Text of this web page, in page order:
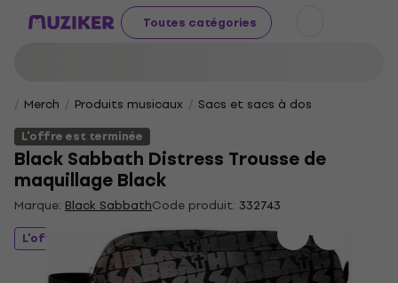
Toutes catégories
Merch Produits musicaux
Sacs et sacs à dos
L'offre est terminée
Black Sabbath Distress Trousse de
maquillage Black
Marque: Black SabbathCode produit: 332743
L'offre est terminée